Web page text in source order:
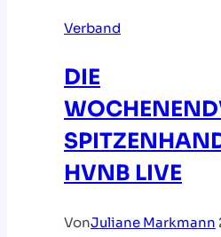
Verband
DIE
HVNB LIVE
VonJuliane Markmann